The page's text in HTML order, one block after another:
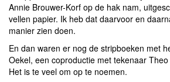
Annie Brouwer-Korf op de hak nam,
vellen papier. Ik heb dat daarvoor en
manier zien doen.
En dan waren er nog de stripboeken met
Oekel, een coproductie met tekenaar
Het is te veel om op te noemen.